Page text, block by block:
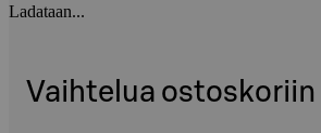
Ladataan...
Vaihtelua ostoskoriin